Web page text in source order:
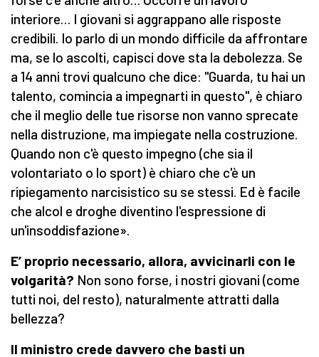
interiore… I giovani si aggrappano alle risposte
credibili. Io parlo di un mondo difficile da affrontare
ma, se lo ascolti, capisci dove sta la debolezza. Se
a 14 anni trovi qualcuno che dice: "Guarda, tu hai un
talento, comincia a impegnarti in questo", è chiaro
che il meglio delle tue risorse non vanno sprecate
nella distruzione, ma impiegate nella costruzione.
Quando non c'è questo impegno (che sia il
volontariato o lo sport) è chiaro che c'è un
ripiegamento narcisistico su se stessi. Ed è facile
che alcol e droghe diventino l'espressione di
un'insoddisfazione».
E’ proprio necessario, allora, avvicinarli con le
volgarità? Non sono forse, i nostri giovani (come
tutti noi, del resto), naturalmente attratti dalla
bellezza?
Il ministro crede davvero che basti un